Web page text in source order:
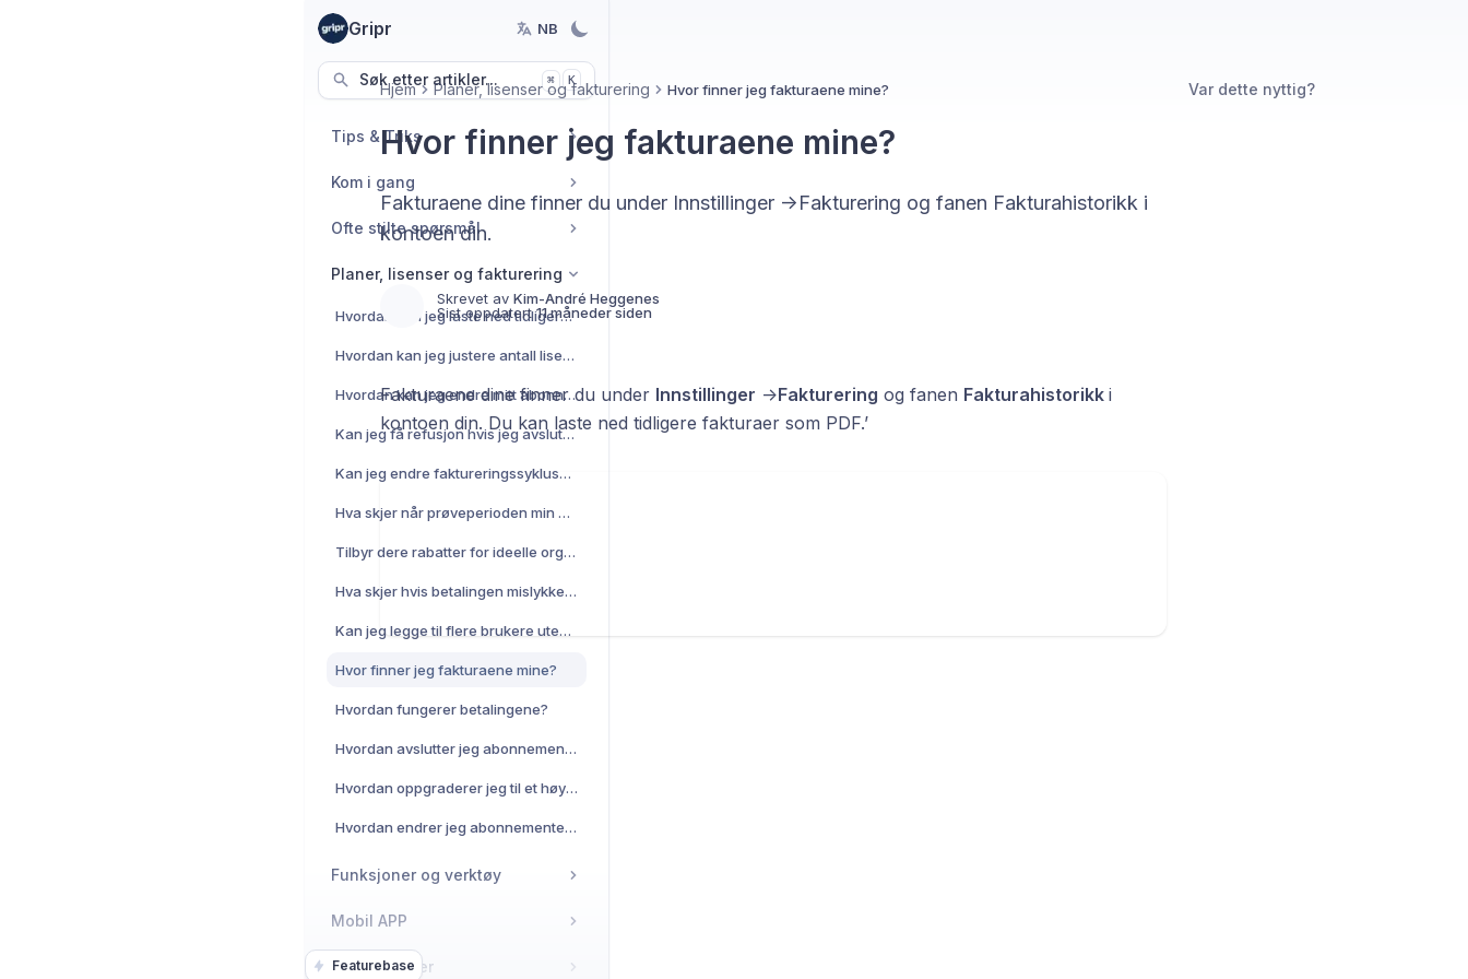
Gripr NB
Søk etter artikler... ⌘ K
Featurebase
Tips & Triks
Kom i gang
Ofte stilte spørsmål
Planer, lisenser og fakturering
Hvordan kan jeg laste ned tidligere fakturaer fra Gripr?
Hvordan kan jeg justere antall lisenser?
Hvordan kan jeg endre mitt abonnement?
Kan jeg få refusjon hvis jeg avslutter midt i en faktureringsperiode?
Kan jeg endre faktureringssyklusen fra månedlig til årlig?
Hva skjer når prøveperioden min utløper?
Tilbyr dere rabatter for ideelle organisasjoner eller større team?
Hva skjer hvis betalingen mislykkes?
Kan jeg legge til flere brukere uten å oppgradere abonnementet?
Hvor finner jeg fakturaene mine?
Hvordan fungerer betalingene?
Hvordan avslutter jeg abonnementet mitt?
Hvordan oppgraderer jeg til et høyere abonnement?
Hvordan endrer jeg abonnementet mitt?
Funksjoner og verktøy
Mobil APP
Integrasjoner
Hjem Planer, lisenser og fakturering Hvor finner jeg fakturaene mine?
Hvor finner jeg fakturaene mine?
Fakturaene dine finner du under Innstillinger ->Fakturering og fanen Fakturahistorikk i
kontoen din.
Skrevet av Kim-André Heggenes
Sist oppdatert 11 måneder siden
Fakturaene dine finner du under Innstillinger ->Fakturering og fanen Fakturahistorikk i
kontoen din. Du kan laste ned tidligere fakturaer som PDF.’
Var dette nyttig?